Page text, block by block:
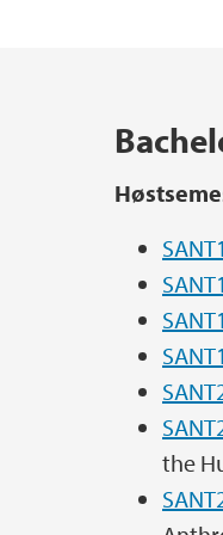
Master-
Hovedinnhold
the